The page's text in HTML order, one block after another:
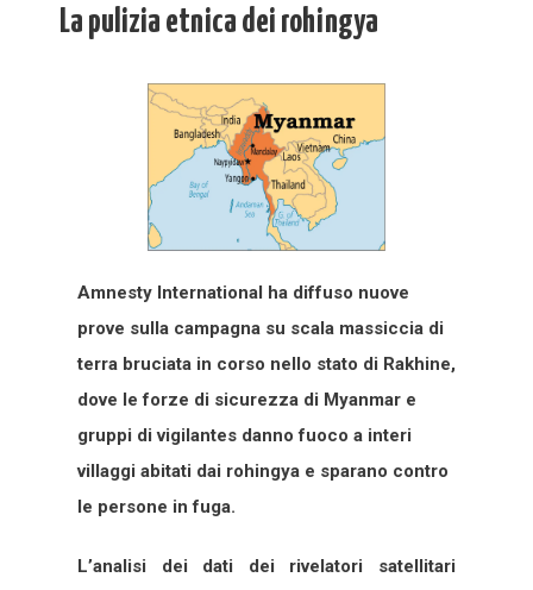
La pulizia etnica dei rohingya
Amnesty International ha diffuso nuove
prove sulla campagna su scala massiccia di
terra bruciata in corso nello stato di Rakhine,
dove le forze di sicurezza di Myanmar e
gruppi di vigilantes danno fuoco a interi
villaggi abitati dai rohingya e sparano contro
le persone in fuga.
L’analisi dei dati dei rivelatori satellitari